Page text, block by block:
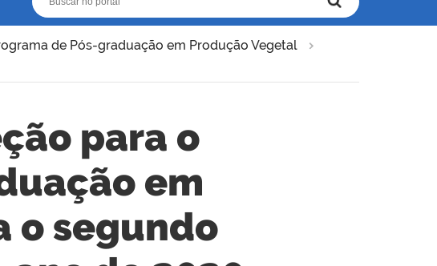
de Pós-graduação em Produção Vegetal
para o
em
o segundo